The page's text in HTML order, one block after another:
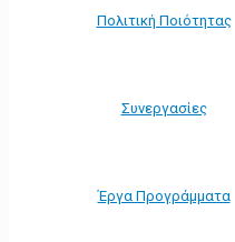
Πολιτική Ποιότητας
Συνεργασίες
Έργα Προγράμματα